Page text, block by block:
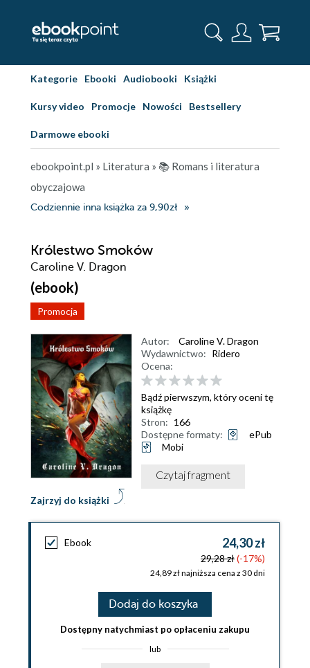
Kategorie Ebooki Audiobooki Książki
Kursy video Promocje Nowości Bestsellery
Darmowe ebooki
ebookpoint.pl » Literatura » 📚 Romans i literatura
obyczajowa
Codziennie inna książka za 9,90zł
Królestwo Smoków
Caroline V. Dragon
(ebook)
Promocja
Zajrzyj do książki
Autor:
Caroline V. Dragon
Wydawnictwo: Ridero
Ocena:
Bądź pierwszym, który oceni tę
książkę
Stron: 166
Dostępne formaty:
ePub
Mobi
Czytaj fragment
Ebook 24,30 zł
29,28 zł(-17%)
24,89 zł najniższa cena z 30 dni
Dodaj do koszyka
Dostępny natychmiast po opłaceniu zakupu
lub